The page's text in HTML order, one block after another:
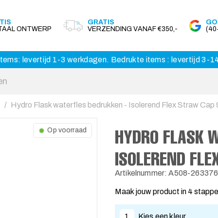
ONTWERP
GRATIS
VERZENDING VANAF €350,-
levertijd 1-3 werkdagen. Bedrukte items : levertijd 3-
Hydro Flask waterfles bedrukken - Isolerend Flex Straw Cap
Op voorraad
HYDRO FLASK
ISOLEREND
Artikelnummer: A508-263376
Maak jouw product in 4
1 Kies een kleur